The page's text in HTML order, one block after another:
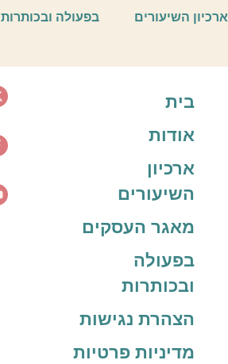
ארכיון השיעורים בפעולה ובכותרות
בית
אודות
ארכיון
השיעורים
מאגר העסקים
בפעולה
ובכותרות
הצהרת נגישות
מדיניות פרטיות